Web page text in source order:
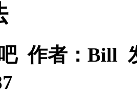
作者： Bill